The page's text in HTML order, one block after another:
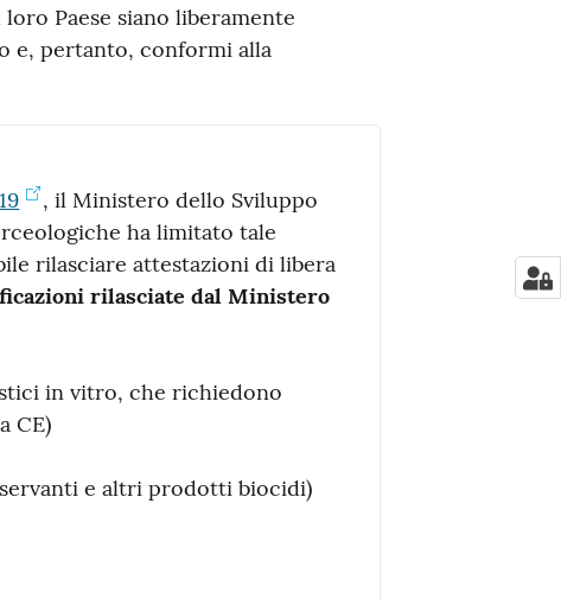
Paese siano liberamente
e, pertanto, conformi alla
, il Ministero dello Sviluppo
ha limitato tale
rilasciare attestazioni di libera
rilasciate dal Ministero
in vitro, che richiedono
CE)
e altri prodotti biocidi)